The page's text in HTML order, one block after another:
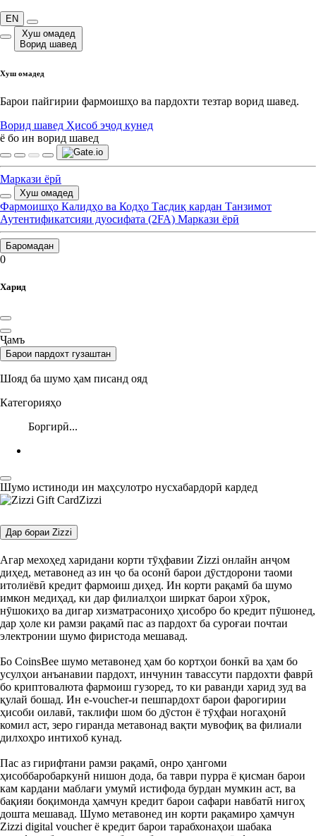
EN
Хуш омадед
Ворид шавед
Хуш омадед
Барои пайгирии фармоишҳо ва пардохти тезтар ворид шавед.
Ворид шавед Ҳисоб эҷод кунед
ё бо ин ворид шавед
Маркази ёрӣ
Хуш омадед
Фармоишҳо Калидҳо ва Кодҳо Тасдиқ кардан Танзимот
Аутентификатсияи дуосифата (2FA) Маркази ёрӣ
Баромадан
0
Харид
Ҷамъ
Барои пардохт гузаштан
Шояд ба шумо ҳам писанд ояд
Категорияҳо
Боргирӣ...
Шумо истиноди ин маҳсулотро нусхабардорӣ кардед
Zizzi
Дар бораи Zizzi
Агар мехоҳед харидани корти тӯҳфавии Zizzi онлайн анҷом
диҳед, метавонед аз ин ҷо ба осонӣ барои дӯстдорони таоми
итолиёвӣ кредит фармоиш диҳед. Ин корти рақамӣ ба шумо
имкон медиҳад, ки дар филиалҳои ширкат барои хӯрок,
нӯшокиҳо ва дигар хизматрасониҳо ҳисобро бо кредит пӯшонед,
дар ҳоле ки рамзи рақамӣ пас аз пардохт ба суроғаи почтаи
электронии шумо фиристода мешавад.
Бо CoinsBee шумо метавонед ҳам бо кортҳои бонкӣ ва ҳам бо
усулҳои анъанавии пардохт, инчунин тавассути пардохти фаврӣ
бо криптовалюта фармоиш гузоред, то ки раванди харид зуд ва
қулай бошад. Ин e‑voucher‑и пешпардохт барои фарогирии
ҳисоби оилавӣ, таклифи шом бо дӯстон ё тӯҳфаи ногаҳонӣ
комил аст, зеро гиранда метавонад вақти мувофиқ ва филиали
дилхоҳро интихоб кунад.
Пас аз гирифтани рамзи рақамӣ, онро ҳангоми
ҳисоббаробаркунӣ нишон дода, ба таври пурра ё қисман барои
кам кардани маблағи умумӣ истифода бурдан мумкин аст, ва
бақияи боқимонда ҳамчун кредит барои сафари навбатӣ нигоҳ
дошта мешавад. Шумо метавонед ин корти рақамиро ҳамчун
Zizzi digital voucher ё кредит барои тарабхонаҳои шабака